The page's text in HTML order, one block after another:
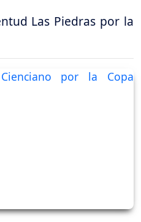
Las Piedras por la